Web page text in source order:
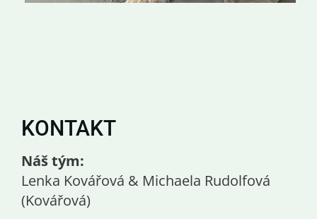
KONTAKT
Náš tým:
Lenka Kovářová & Michaela Rudolfová
(Kovářová)